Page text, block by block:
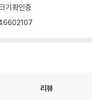
기확인중
리뷰